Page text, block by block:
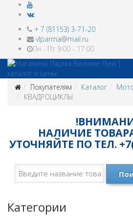
+ 7 (81153) 3-71-20
vlparma@mail.ru
Пн - Пт 9:00 - 17:00
Покупателям Каталог
КВАДРОЦИКЛЫ
НАЛИЧИЕ
УТОЧНЯЙТЕ ПО ТЕЛ.
Категории